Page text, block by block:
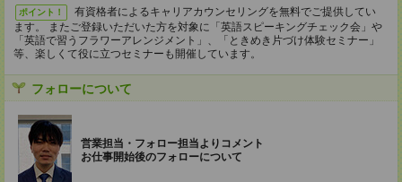
ポイント！
有資格者によるキャリアカウンセリングを無料でご提供してい
ます。 またご登録いただいた方を対象に「英語スピーキングチェック会」や
「英語で習うフラワーアレンジメント」、「ときめき片づけ体験セミナー」
等、楽しくて役に立つセミナーも開催しています。
フォローについて
営業担当・フォロー担当よりコメント
お仕事開始後のフォローについて